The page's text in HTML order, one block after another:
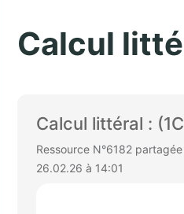
Calcul
Calcul littéral :
Ressource N°6182
26.02.26 à 14:01